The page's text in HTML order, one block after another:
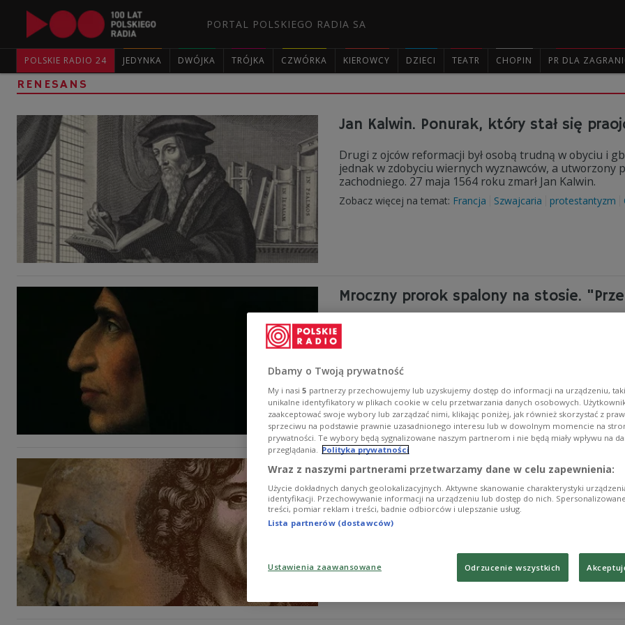
PORTAL POLSKIEGO RADIA SA
POLSKIE RADIO 24 JEDYNKA DWÓJKA TRÓJKA CZWÓRKA KIEROWCY DZIECI TEATR CHOPIN PR DLA
RENESANS
Jan Kalwin. Ponurak, który stał się
Drugi z ojców reformacji był osobą trudną w obyciu i
jednak w zdobyciu wiernych wyznawców, a utworzony
zachodniego. 27 maja 1564 roku zmarł Jan Kalwin.
Zobacz więcej na temat: Francja Szwajcaria protestantyzm
Mroczny prorok spalony na stosie.
23 maja 1498 roku na centralnym placu Florencji
Savonarola. Mnich ten, który swoimi płomiennymi
niejednoznaczna: dla jednych stał się synonimem
Zobacz więcej na temat:
Kiedy umarł Mikołaj Kopernik i kto leży
22 maja 2010 roku we Fromborku pochowano prochy,
Kopernika, a zdaniem innych zostały błędnie
wielkiego astronoma.
Dbamy o Twoją prywatność
My i nasi 5 partnerzy przechowujemy lub uzyskujemy dostęp do informacji na urządzeniu,
unikalne identyfikatory w plikach cookie w celu przetwarzania danych osobowych.
zaakceptować swoje wybory lub zarządzać nimi, klikając poniżej, jak również skorzystać z
sprzeciwu na podstawie prawnie uzasadnionego interesu lub w dowolnym momencie na
prywatności. Te wybory będą sygnalizowane naszym partnerom i nie będą miały wpływu na
przeglądania. Polityka prywatności
Wraz z naszymi partnerami przetwarzamy dane w celu zapewnienia:
Użycie dokładnych danych geolokalizacyjnych. Aktywne skanowanie charakterystyki
identyfikacji. Przechowywanie informacji na urządzeniu lub dostęp do nich.
treści, pomiar reklam i treści, badnie odbiorców i ulepszanie usług.
Lista partnerów (dostawców)
Ustawienia zaawansowane Odrzucenie wszystkich